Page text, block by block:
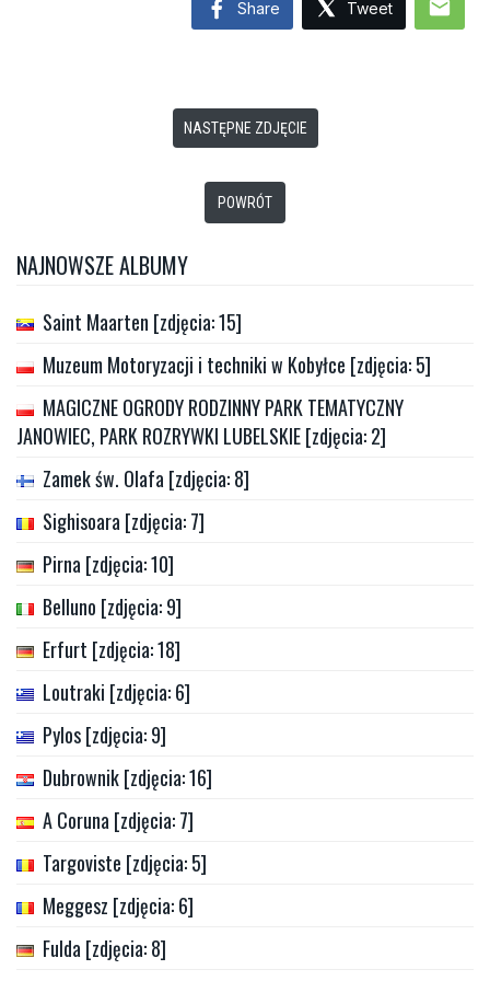
Share Tweet mail
NASTĘPNE ZDJĘCIE
POWRÓT
NAJNOWSZE ALBUMY
Saint Maarten [zdjęcia: 15]
Muzeum Motoryzacji i techniki w Kobyłce [zdjęcia: 5]
MAGICZNE OGRODY RODZINNY PARK TEMATYCZNY
JANOWIEC, PARK ROZRYWKI LUBELSKIE [zdjęcia: 2]
Zamek św. Olafa [zdjęcia: 8]
Sighisoara [zdjęcia: 7]
Pirna [zdjęcia: 10]
Belluno [zdjęcia: 9]
Erfurt [zdjęcia: 18]
Loutraki [zdjęcia: 6]
Pylos [zdjęcia: 9]
Dubrownik [zdjęcia: 16]
A Coruna [zdjęcia: 7]
Targoviste [zdjęcia: 5]
Meggesz [zdjęcia: 6]
Fulda [zdjęcia: 8]